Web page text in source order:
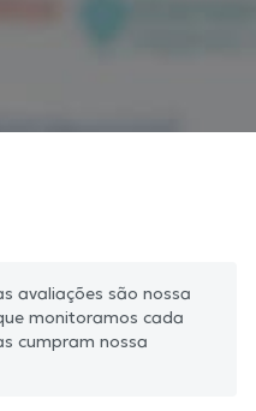
avaliações são nossa
monitoramos cada
cumpram nossa